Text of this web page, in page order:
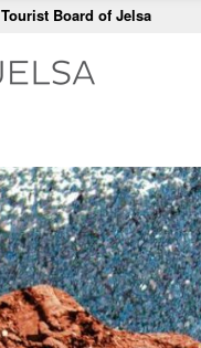
Tourist Board of Jelsa